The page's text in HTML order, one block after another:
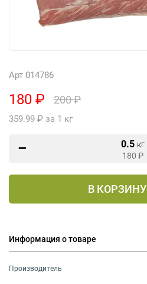
Арт 014786
180 ₽ 200 ₽
359.99 ₽ за 1 кг
0.5 кг
180 ₽
В КОРЗИНУ
Информация о товаре
Производитель